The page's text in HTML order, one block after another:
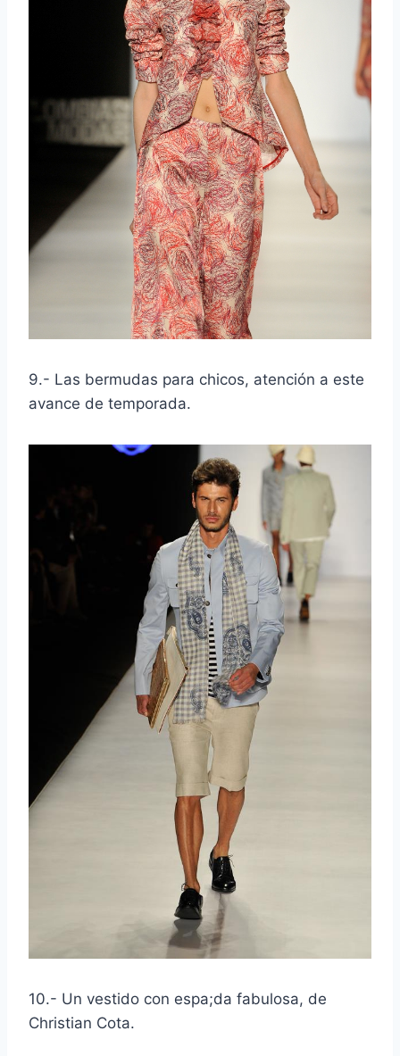
9.- Las bermudas para chicos, atención a este
avance de temporada.
10.- Un vestido con espa;da fabulosa, de
Christian Cota.